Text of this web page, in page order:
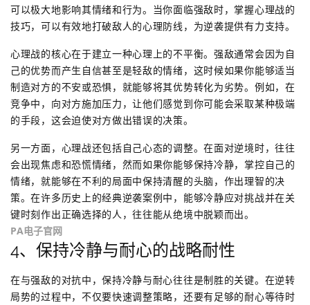
可以极大地影响其情绪和行为。当你面临强敌时，掌握心理战的
技巧，可以有效地打破敌人的心理防线，为逆袭提供有力支持。
心理战的核心在于建立一种心理上的不平衡。强敌通常会因为自
己的优势而产生自信甚至是轻敌的情绪，这时候如果你能够适当
制造对方的不安或恐惧，就能够将其优势转化为劣势。例如，在
竞争中，向对方施加压力，让他们感觉到你可能会采取某种极端
的手段，这会迫使对方做出错误的决策。
另一方面，心理战还包括自己心态的调整。在面对逆境时，往往
会出现焦虑和恐慌情绪，然而如果你能够保持冷静，掌控自己的
情绪，就能够在不利的局面中保持清醒的头脑，作出理智的决
策。在许多历史上的经典逆袭案例中，能够冷静应对挑战并在关
键时刻作出正确选择的人，往往能从绝境中脱颖而出。
PA电子官网
4、保持冷静与耐心的战略耐性
在与强敌的对抗中，保持冷静与耐心往往是制胜的关键。在逆转
局势的过程中，不仅要快速调整策略，还要有足够的耐心等待时